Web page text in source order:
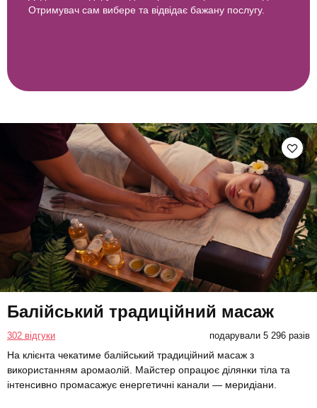
Отримувач сам вибере та відвідає бажану послугу.
Балійський традиційний масаж
302 відгуки подарували 5 296 разів
На клієнта чекатиме балійський традиційний масаж з
використанням аромаолій. Майстер опрацює ділянки тіла та
інтенсивно промасажує енергетичні канали — меридіани.